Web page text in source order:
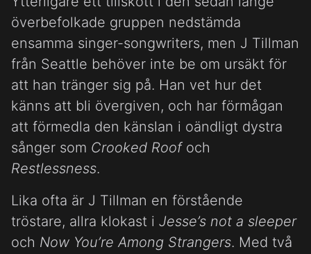
överbefolkade gruppen nedstämda
ensamma singer-songwriters, men J Tillman
från Seattle behöver inte be om ursäkt för
att han tränger sig på. Han vet hur det
känns att bli övergiven, och har förmågan
att förmedla den känslan i oändligt dystra
sånger som Crooked Roof och
Restlessness.
Lika ofta är J Tillman en förstående
tröstare, allra klokast i Jesse’s not a sleeper
och Now You’re Among Strangers. Med två